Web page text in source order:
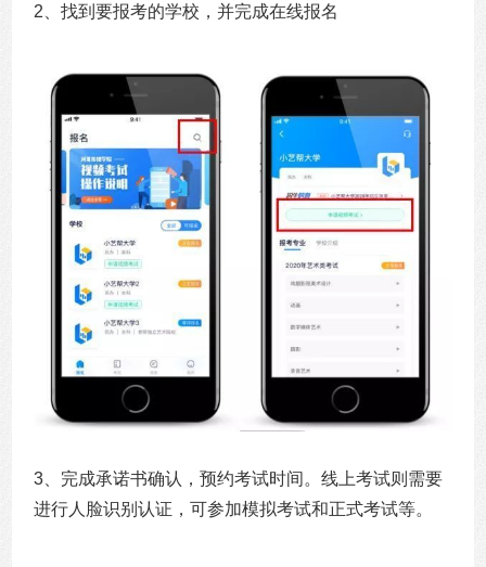
2、找到要报考的学校，并完成在线报名
3、完成承诺书确认，预约考试时间。线上考试则需要
进行人脸识别认证，可参加模拟考试和正式考试等。